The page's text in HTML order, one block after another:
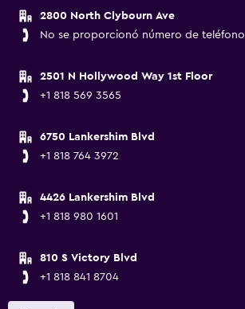
2800 North Clybourn Ave
No se proporcionó número de teléfono
2501 N Hollywood Way 1st Floor
+1 818 569 3565
6750 Lankershim Blvd
+1 818 764 3972
4426 Lankershim Blvd
+1 818 980 1601
810 S Victory Blvd
+1 818 841 8704